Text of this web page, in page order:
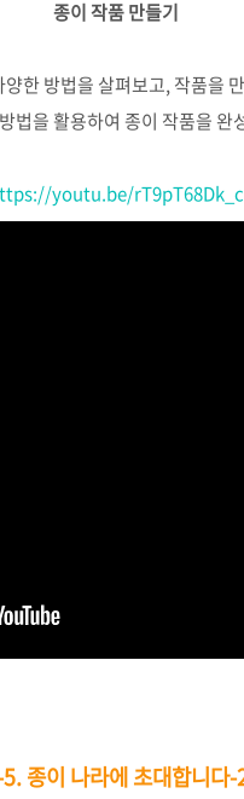
종이작품만들기
양한방법을 살펴보고, 작품을
방법을 활용하여 종이 작품을완
youtu.be/rT9pT68Dk_c
종이 나라에 초대합니다-